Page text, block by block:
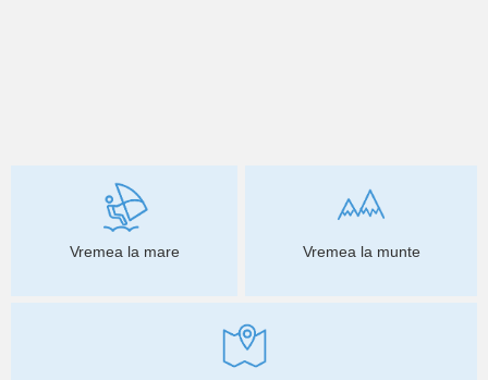
Vremea la mare Vremea la munte